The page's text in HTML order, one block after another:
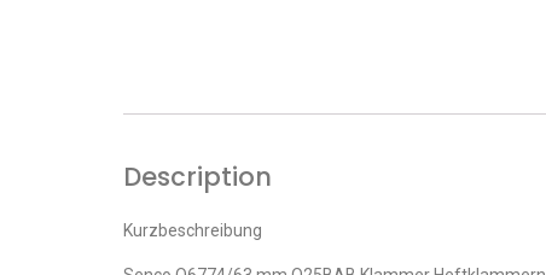
Description
Kurzbeschreibung